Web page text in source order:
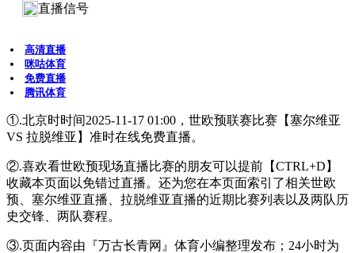
直播信号
高清直播
咪咕体育
免费直播
腾讯体育
①.北京时时间2025-11-17 01:00，世欧预联赛比赛【塞尔维亚
VS 拉脱维亚】准时在线免费直播。
②.喜欢看世欧预现场直播比赛的朋友可以提前【CTRL+D】
收藏本页面以免错过直播。还为您在本页面索引了相关世欧
预、塞尔维亚直播、拉脱维亚直播的近期比赛列表以及两队历
史交锋、两队赛程。
③.页面内容由『万古长青网』体育小编整理发布；24小时为